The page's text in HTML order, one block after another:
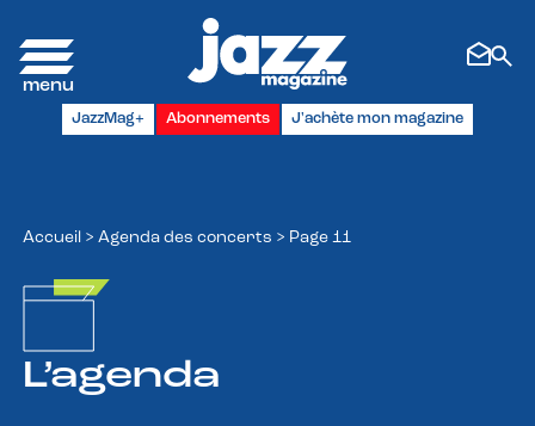
JazzMag+ Abonnements J'achète mon magazine
Accueil > Agenda des concerts > Page 11
L’agenda